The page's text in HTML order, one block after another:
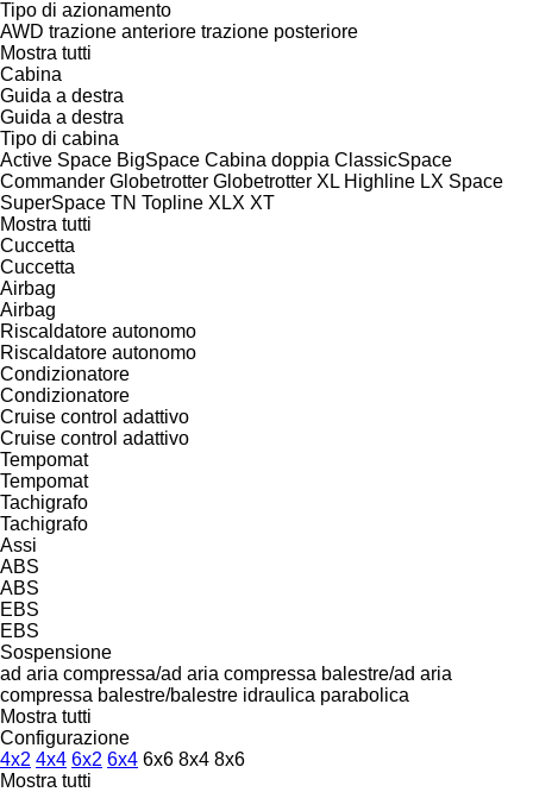
Tipo di azionamento
AWD trazione anteriore trazione posteriore
Mostra tutti
Cabina
Guida a destra
Guida a destra
Tipo di cabina
Active Space BigSpace Cabina doppia ClassicSpace
Commander Globetrotter Globetrotter XL Highline LX Space
SuperSpace TN Topline XLX XT
Mostra tutti
Cuccetta
Cuccetta
Airbag
Airbag
Riscaldatore autonomo
Riscaldatore autonomo
Condizionatore
Condizionatore
Cruise control adattivo
Cruise control adattivo
Tempomat
Tempomat
Tachigrafo
Tachigrafo
Assi
ABS
ABS
EBS
EBS
Sospensione
ad aria compressa/ad aria compressa balestre/ad aria
compressa balestre/balestre idraulica parabolica
Mostra tutti
Configurazione
4x2 4x4 6x2 6x4 6x6 8x4 8x6
Mostra tutti